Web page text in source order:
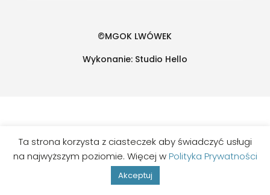
©MGOK LWÓWEK
Wykonanie: Studio Hello
Ta strona korzysta z ciasteczek aby świadczyć usługi
na najwyższym poziomie. Więcej wPolityka Prywatności
Akceptuj